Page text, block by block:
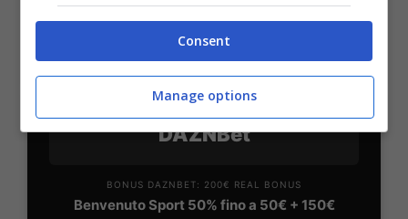
DAZNBet
BONUS DAZNBET: 200€ REAL BONUS
Benvenuto Sport 50% fino a 50€ + 150€
Consent
Manage options